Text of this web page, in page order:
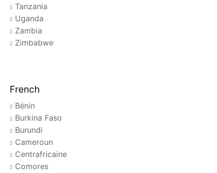
Tanzania
Uganda
Zambia
Zimbabwe
French
Bénin
Burkina Faso
Burundi
Cameroun
Centrafricaine
Comores